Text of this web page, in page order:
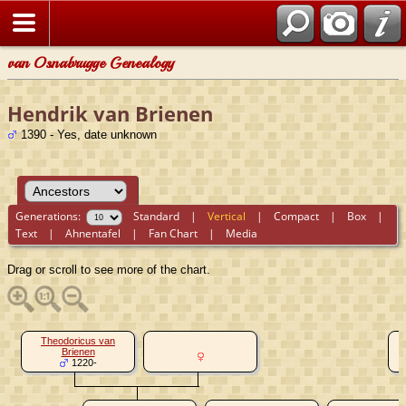
van Osnabrugge Genealogy
Hendrik van Brienen
1390 - Yes, date unknown
Generations: Standard |Vertical |Compact | Box |
Text |Ahnentafel | Fan Chart | Media
Drag or scroll to see more of the chart.
Theodoricus van
Brienen
1220-